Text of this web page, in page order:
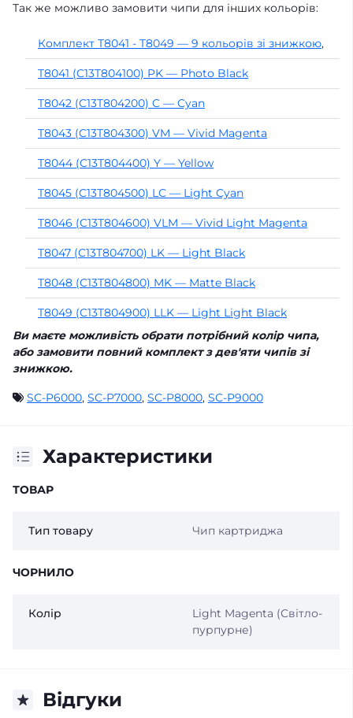
Так же можливо замовити чипи для інших кольорів:
Комплект T8041 - T8049 — 9 кольорів зі знижкою,
T8041 (C13T804100) PK — Photo Black
T8042 (C13T804200) C — Cyan
T8043 (C13T804300) VM — Vivid Magenta
T8044 (C13T804400) Y — Yellow
T8045 (C13T804500) LC — Light Cyan
T8046 (C13T804600) VLM — Vivid Light Magenta
T8047 (C13T804700) LK — Light Black
T8048 (C13T804800) MK — Matte Black
T8049 (C13T804900) LLK — Light Light Black
Ви маєте можливість обрати потрібний колір чипа,
або замовити повний комплект з дев'яти чипів зі
знижкою.
SC-P6000, SC-P7000, SC-P8000, SC-P9000
Характеристики
ТОВАР
Тип товару Чип картриджа
ЧОРНИЛО
Колір
Light Magenta (Світло-
пурпурне)
Відгуки